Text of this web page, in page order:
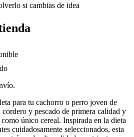
si cambias de idea
para tu cachorro o perro joven de
y pescado de primera calidad y
único cereal. Inspirada en la dieta
cuidadosamente seleccionados, esta